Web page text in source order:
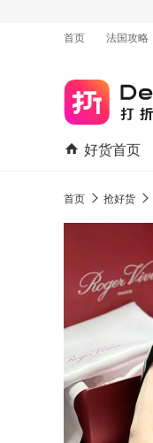
首页
法国攻略
好货首页
首页 抢好货